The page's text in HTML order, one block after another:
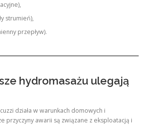
strumień),
przepływ).
hydromasażu ulegają
działa w warunkach domowych i
przyczyny awarii są związane z eksploatacją i